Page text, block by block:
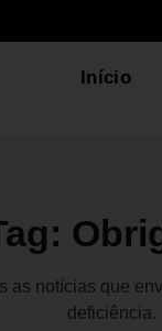
Início
as notícias que
deficiência.